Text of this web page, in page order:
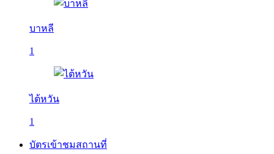
บาหลี
1
ไต้หวัน
1
บัตรเข้าชมสถานที่